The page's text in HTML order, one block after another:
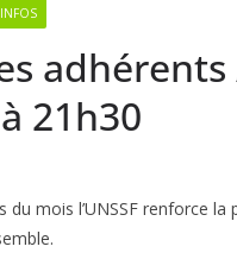
INFOS
21h30
du mois l’UNSSF renforce